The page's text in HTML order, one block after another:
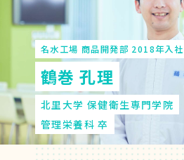
高校卒
大学・短大/専門卒
名水工場 商品開発部 2018年入社
鶴巻 孔理
北里大学 保健衛生専門学院
管理栄養科 卒